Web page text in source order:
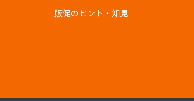
販促のヒント・知見